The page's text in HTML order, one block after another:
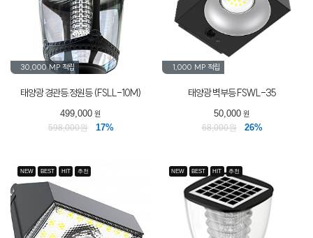
30,000 MP적립
태양광 경관등.정원등 (FSLL-10M)
499,000 원
598,000원
17%
1,000 MP 적립
태양광 벽부등 FSWL-35
50,000 원
68,000원
26%
NEW BEST HIT 추천 NEW BEST HIT 추천